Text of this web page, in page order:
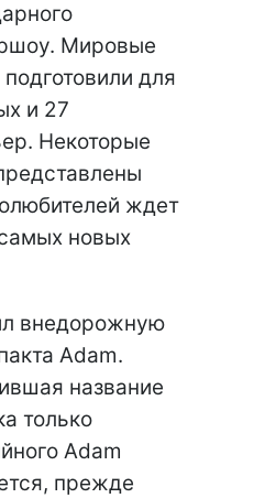
Мировые
для
и 27
Некоторые
ждет
новых
внедорожную
Adam.
название
только
Adam
прежде